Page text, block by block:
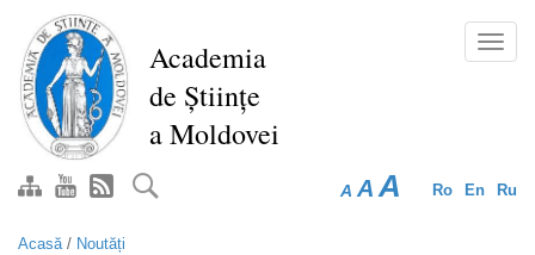
conţinutul
principal
Academia
de Științe
a Moldovei
Ro En Ru
A A A
Acasă/ Noutăți